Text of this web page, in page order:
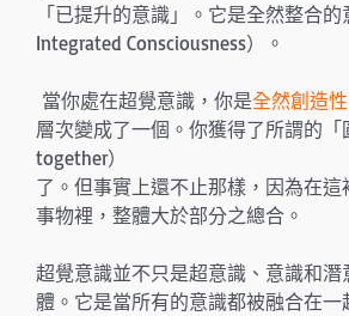
「已提升的意識」。它是全然整合
Integrated Consciousness）。
當你處在超覺意識，你是全然創造性
層次變成了一個。你獲得了所謂的「
together）
了。但事實上還不止那樣，因為在這
事物裡，整體大於部分之總合。
超覺意識並不只是超意識、意識和潛
體。它是當所有的意識都被融合在